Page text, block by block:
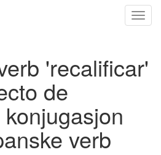
'recalificar'
de
verb